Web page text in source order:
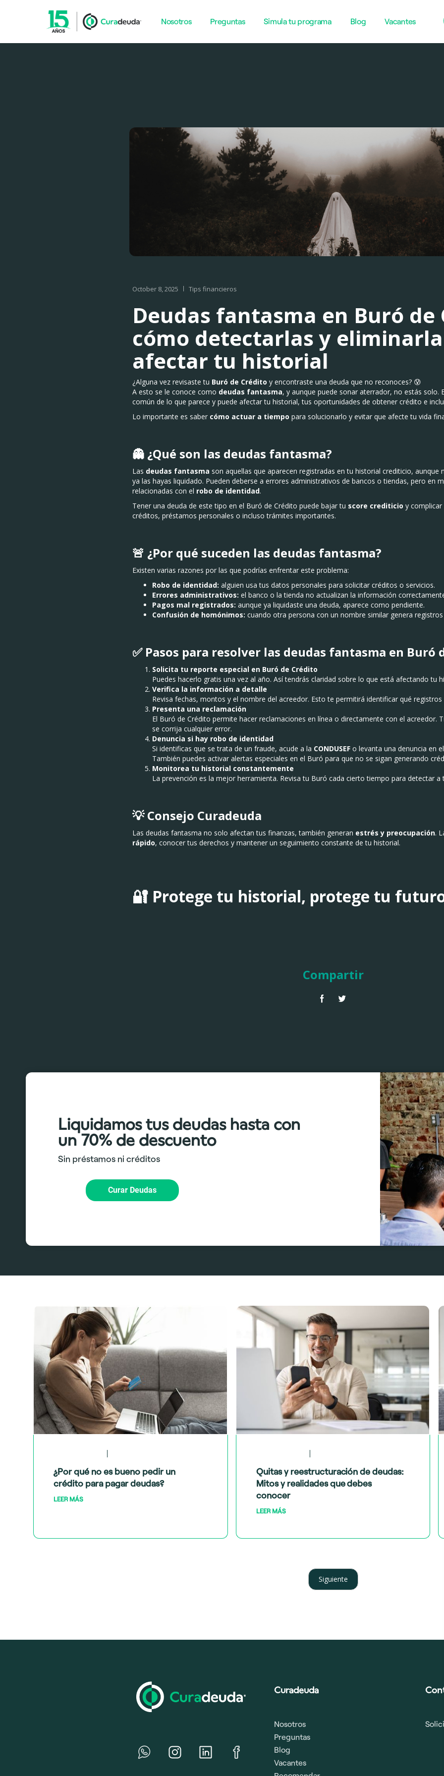
Nosotros Preguntas Simula tu programa Blog Vacantes
October 8, 2025 Tips financieros
Deudas fantasma en Buró de
cómo detectarlas y
afectar tu historial
¿Alguna vez revisaste tu Buró de Crédito y encontraste una deuda que no reconoces? 😰
A esto se le conoce como deudas fantasma, y aunque puede sonar aterrador, no estás solo.
común de lo que parece y puede afectar tu historial, tus oportunidades de obtener crédito e
Lo importante es saber cómo actuar a tiempo para solucionarlo y evitar que afecte tu vida
👻 ¿Qué son las deudas fantasma?
Las deudas fantasma son aquellas que aparecen registradas en tu historial crediticio, aunque
ya las hayas liquidado. Pueden deberse a errores administrativos de bancos o tiendas, pero en
relacionadas con el robo de identidad.
Tener una deuda de este tipo en el Buró de Crédito puede bajar tu score crediticio y
créditos, préstamos personales o incluso trámites importantes.
🚨 ¿Por qué suceden las deudas fantasma?
Existen varias razones por las que podrías enfrentar este problema:
Robo de identidad: alguien usa tus datos personales para solicitar créditos o servicios.
Errores administrativos: el banco o la tienda no actualizan la información
Pagos mal registrados: aunque ya liquidaste una deuda, aparece como pendiente.
Confusión de homónimos: cuando otra persona con un nombre similar genera
✅ Pasos para resolver las deudas fantasma en Buró
Solicita tu reporte especial en Buró de Crédito
Puedes hacerlo gratis una vez al año. Así tendrás claridad sobre lo que está afectando tu
Verifica la información a detalle
Revisa fechas, montos y el nombre del acreedor. Esto te permitirá identificar qué
Presenta una reclamación
El Buró de Crédito permite hacer reclamaciones en línea o directamente con el acreedor.
se corrija cualquier error.
Denuncia si hay robo de identidad
Si identificas que se trata de un fraude, acude a la CONDUSEF o levanta una denuncia en
También puedes activar alertas especiales en el Buró para que no se sigan generando
Monitorea tu historial constantemente
La prevención es la mejor herramienta. Revisa tu Buró cada cierto tiempo para detectar
💡 Consejo Curadeuda
Las deudas fantasma no solo afectan tus finanzas, también generan estrés y preocupación.
rápido, conocer tus derechos y mantener un seguimiento constante de tu historial.
🔐 Protege tu historial, protege tu
Compartir
Liquidamos tus deudas hasta con
un 70% de descuento
Sin préstamos ni créditos
Curar Deudas
¿Por qué no es bueno pedir un
crédito para pagar deudas?
LEER MÁS
Quitas y reestructuración de deudas:
Mitos y realidades que debes
conocer
LEER MÁS
Siguiente
Curadeuda
Nosotros
Preguntas
Blog
Vacantes